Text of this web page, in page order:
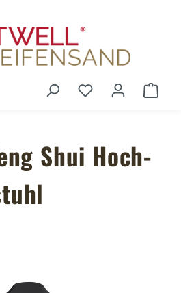
Du hast 0
Shui Hoch-